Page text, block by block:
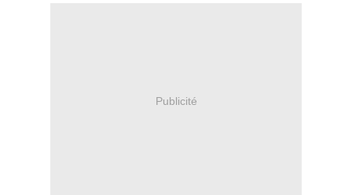
Publicité